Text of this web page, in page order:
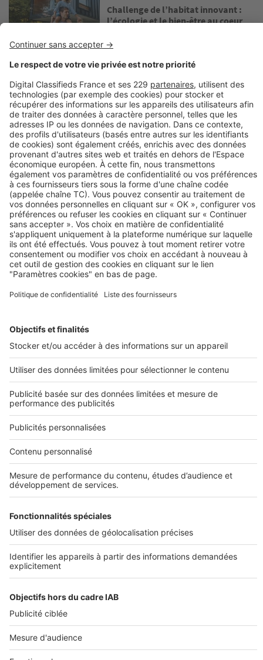
Challenge de l’habitat innovant :
l’écologie et le bien-être au coeur
Don d’un logement neuf : vers une
exonération des droits de
succession ?
Découvrez nos annonces
Nos programmes immobiliers neufs
Paris Nantes Bordeaux Tarn
Bourgogne Manche Marne
Charente Aude Landes
SeLoger neuf c'est aussi...
Annuaire des professionnels
Déposer une annonce sur SeLoger
SELOGER NEUF
Politique Générale de Protection des Données
Fonctionnement du site
Paramètres cookies